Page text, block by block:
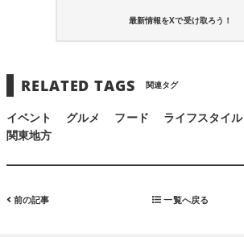
最新情報をXで受け取ろう！
RELATED TAGS 関連タグ
イベント グルメ フード ライフスタイル
関東地方
前の記事 一覧へ戻る